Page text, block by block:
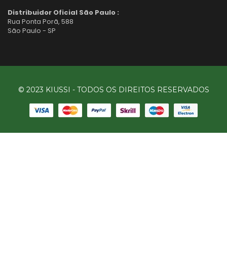
Distribuidor Oficial São Paulo :
Rua Ponta Porã, 588
São Paulo - SP
© 2023 KIUSSI - TODOS OS DIREITOS RESERVADOS